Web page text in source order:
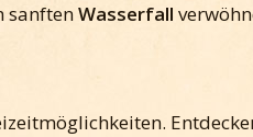
sanftenWasserfall